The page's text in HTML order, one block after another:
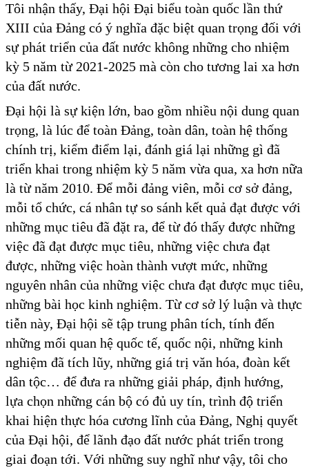
Tôi nhận thấy, Đại hội Đại biểu toàn quốc lần thứ
XIII của Đảng có ý nghĩa đặc biệt quan trọng đối với
sự phát triển của đất nước không những cho nhiệm
kỳ 5 năm từ 2021-2025 mà còn cho tương lai xa hơn
của đất nước.
Đại hội là sự kiện lớn, bao gồm nhiều nội dung quan
trọng, là lúc để toàn Đảng, toàn dân, toàn hệ thống
chính trị, kiểm điểm lại, đánh giá lại những gì đã
triển khai trong nhiệm kỳ 5 năm vừa qua, xa hơn nữa
là từ năm 2010. Để mỗi đảng viên, mỗi cơ sở đảng,
mỗi tổ chức, cá nhân tự so sánh kết quả đạt được với
những mục tiêu đã đặt ra, để từ đó thấy được những
việc đã đạt được mục tiêu, những việc chưa đạt
được, những việc hoàn thành vượt mức, những
nguyên nhân của những việc chưa đạt được mục tiêu,
những bài học kinh nghiệm. Từ cơ sở lý luận và thực
tiễn này, Đại hội sẽ tập trung phân tích, tính đến
những mối quan hệ quốc tế, quốc nội, những kinh
nghiệm đã tích lũy, những giá trị văn hóa, đoàn kết
dân tộc… để đưa ra những giải pháp, định hướng,
lựa chọn những cán bộ có đủ uy tín, trình độ triển
khai hiện thực hóa cương lĩnh của Đảng, Nghị quyết
của Đại hội, để lãnh đạo đất nước phát triển trong
giai đoạn tới. Với những suy nghĩ như vậy, tôi cho